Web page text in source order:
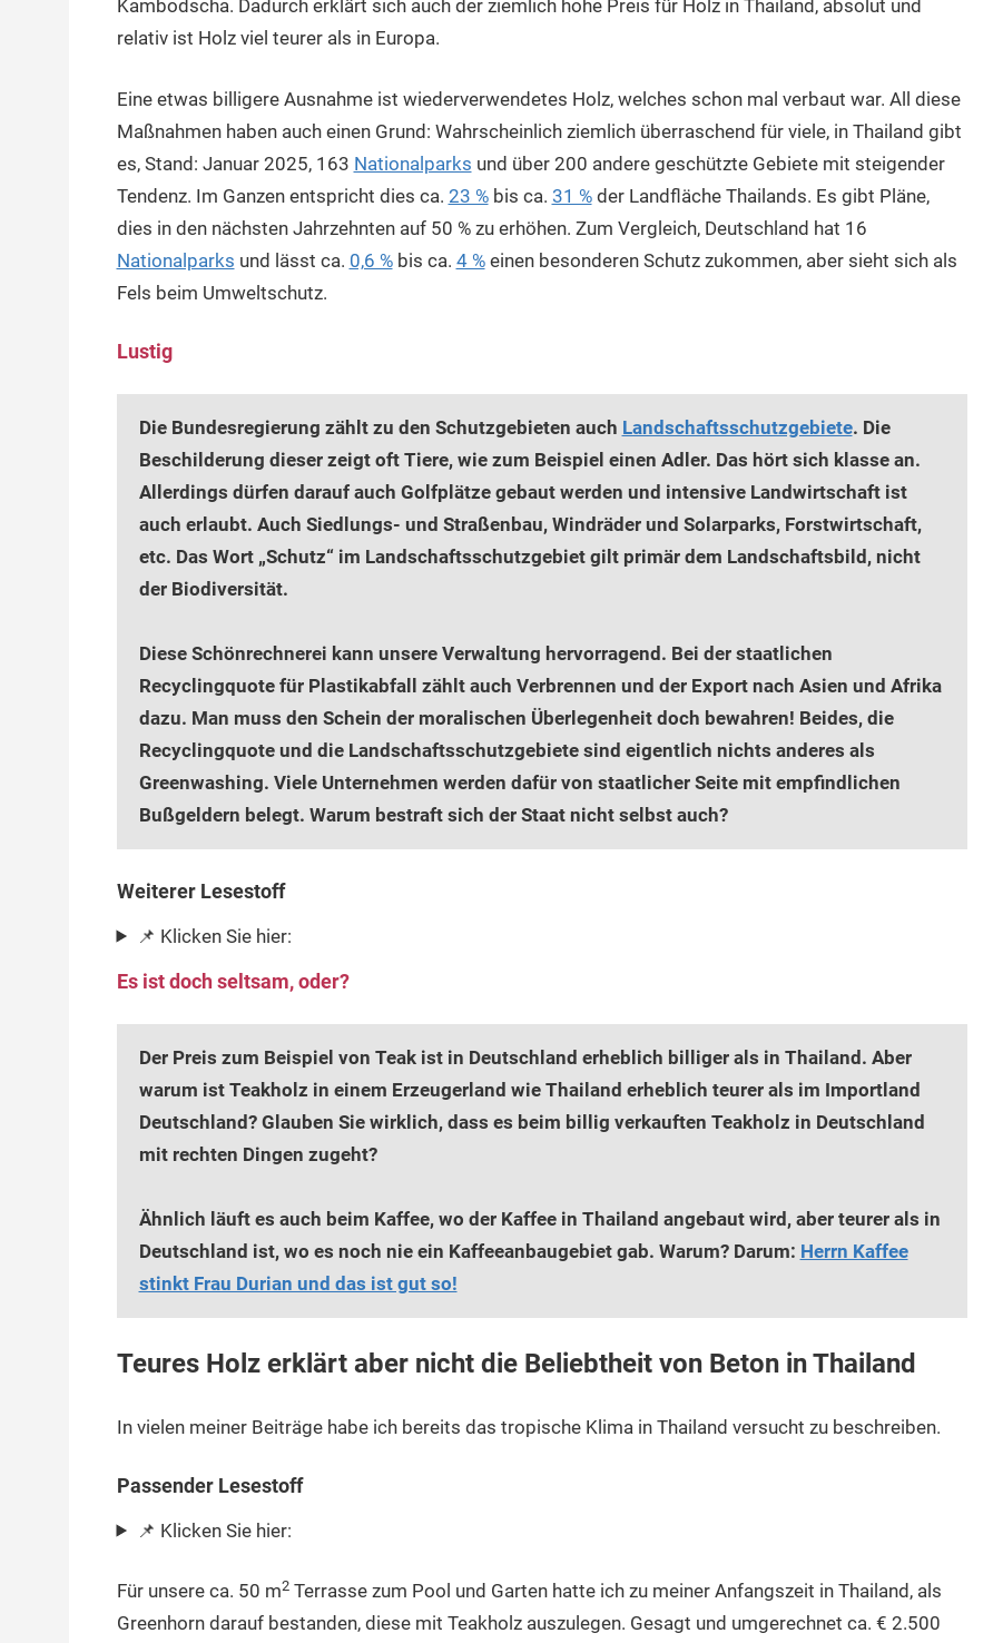
Kambodscha. Dadurch erklärt sich auch der ziemlich hohe Preis für Holz in Thailand, absolut und
relativ ist Holz viel teurer als in Europa.
Eine etwas billigere Ausnahme ist wiederverwendetes Holz, welches schon mal verbaut war. All diese
Maßnahmen haben auch einen Grund: Wahrscheinlich ziemlich überraschend für viele, in Thailand gibt
es, Stand: Januar 2025, 163 Nationalparks und über 200 andere geschützte Gebiete mit steigender
Tendenz. Im Ganzen entspricht dies ca. 23 %bis ca. 31 %der Landfläche Thailands. Es gibt Pläne,
dies in den nächsten Jahrzehnten auf 50 % zu erhöhen. Zum Vergleich, Deutschland hat 16
Nationalparks und lässt ca. 0,6 %bis ca. 4 %einen besonderen Schutz zukommen, aber sieht sich als
Fels beim Umweltschutz.
Lustig
Die Bundesregierung zählt zu den Schutzgebieten auch Landschaftsschutzgebiete. Die
Beschilderung dieser zeigt oft Tiere, wie zum Beispiel einen Adler. Das hört sich klasse an.
Allerdings dürfen darauf auch Golfplätze gebaut werden und intensive Landwirtschaft ist
auch erlaubt. Auch Siedlungs- und Straßenbau, Windräder und Solarparks, Forstwirtschaft,
etc. Das Wort „Schutz“ im Landschaftsschutzgebiet gilt primär dem Landschaftsbild, nicht
der Biodiversität.
Diese Schönrechnerei kann unsere Verwaltung hervorragend. Bei der staatlichen
Recyclingquote für Plastikabfall zählt auch Verbrennen und der Export nach Asien und Afrika
dazu. Man muss den Schein der moralischen Überlegenheit doch bewahren! Beides, die
Recyclingquote und die Landschaftsschutzgebiete sind eigentlich nichts anderes als
Greenwashing. Viele Unternehmen werden dafür von staatlicher Seite mit empfindlichen
Bußgeldern belegt. Warum bestraft sich der Staat nicht selbst auch?
Weiterer Lesestoff
📌 Klicken Sie hier:
Es ist doch seltsam, oder?
Der Preis zum Beispiel von Teak ist in Deutschland erheblich billiger als in Thailand. Aber
warum ist Teakholz in einem Erzeugerland wie Thailand erheblich teurer als im Importland
Deutschland? Glauben Sie wirklich, dass es beim billig verkauften Teakholz in Deutschland
mit rechten Dingen zugeht?
Ähnlich läuft es auch beim Kaffee, wo der Kaffee in Thailand angebaut wird, aber teurer als in
Deutschland ist, wo es noch nie ein Kaffeeanbaugebiet gab. Warum? Darum: Herrn Kaffee
stinkt Frau Durian und das ist gut so!
Teures Holz erklärt aber nicht die Beliebtheit von Beton in Thailand
In vielen meiner Beiträge habe ich bereits das tropische Klima in Thailand versucht zu beschreiben.
Passender Lesestoff
📌 Klicken Sie hier:
Für unsere ca. 50 m2Terrasse zum Pool und Garten hatte ich zu meiner Anfangszeit in Thailand, als
Greenhorn darauf bestanden, diese mit Teakholz auszulegen. Gesagt und umgerechnet ca. € 2.500